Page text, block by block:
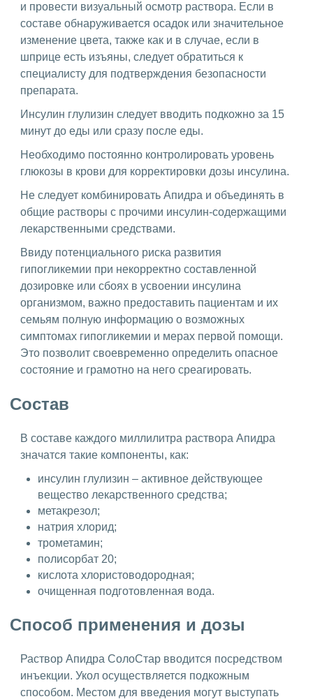
и провести визуальный осмотр раствора. Если в
составе обнаруживается осадок или значительное
изменение цвета, также как и в случае, если в
шприце есть изъяны, следует обратиться к
специалисту для подтверждения безопасности
препарата.
Инсулин глулизин следует вводить подкожно за 15
минут до еды или сразу после еды.
Необходимо постоянно контролировать уровень
глюкозы в крови для корректировки дозы инсулина.
Не следует комбинировать Апидра и объединять в
общие растворы с прочими инсулин-содержащими
лекарственными средствами.
Ввиду потенциального риска развития
гипогликемии при некорректно составленной
дозировке или сбоях в усвоении инсулина
организмом, важно предоставить пациентам и их
семьям полную информацию о возможных
симптомах гипогликемии и мерах первой помощи.
Это позволит своевременно определить опасное
состояние и грамотно на него среагировать.
Состав
В составе каждого миллилитра раствора Апидра
значатся такие компоненты, как:
инсулин глулизин – активное действующее
вещество лекарственного средства;
метакрезол;
натрия хлорид;
трометамин;
полисорбат 20;
кислота хлористоводородная;
очищенная подготовленная вода.
Способ применения и дозы
Раствор Апидра СолоСтар вводится посредством
инъекции. Укол осуществляется подкожным
способом. Местом для введения могут выступать